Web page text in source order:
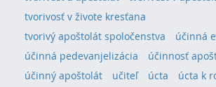
tvorivosť v živote kresťana
tvorivý apoštolát spoločenstva
účinná
účinná pedevanjelizácia
účinnosť
účinný apoštolát
učiteľ úcta
úcta k